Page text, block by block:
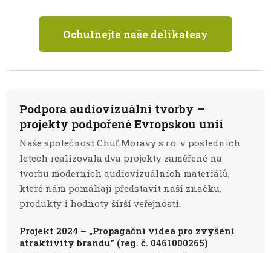
Ochutnejte naše delikatesy
Podpora audiovizuální tvorby –
projekty podpořené Evropskou unií
Naše společnost Chuť Moravy s.r.o. v posledních
letech realizovala dva projekty zaměřené na
tvorbu moderních audiovizuálních materiálů,
které nám pomáhají představit naši značku,
produkty i hodnoty širší veřejnosti.
Projekt 2024 – „Propagační videa pro zvýšení
atraktivity brandu" (reg. č. 0461000265)